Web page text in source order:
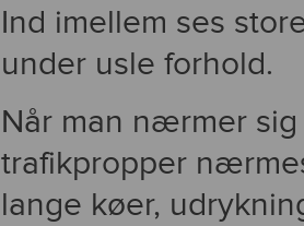
Ind imellem ses
under usle forhold.
Når man nærmer
trafikpropper
lange køer,